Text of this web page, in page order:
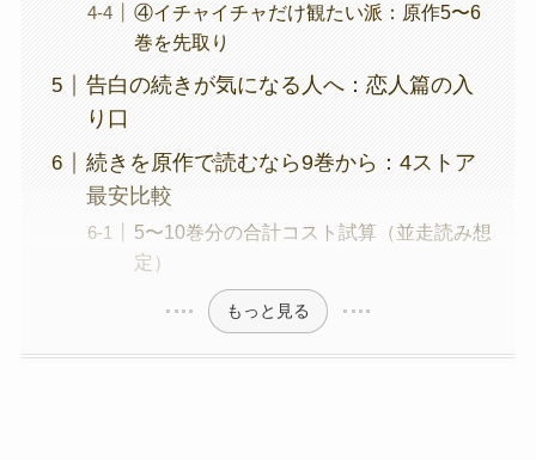
④イチャイチャだけ観たい派：原作5〜6
巻を先取り
告白の続きが気になる人へ：恋人篇の入
り口
続きを原作で読むなら9巻から：4ストア
最安比較
5〜10巻分の合計コスト試算（並走読み想
定）
もっと見る